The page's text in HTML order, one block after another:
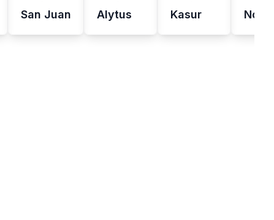
San Juan Alytus Kasur